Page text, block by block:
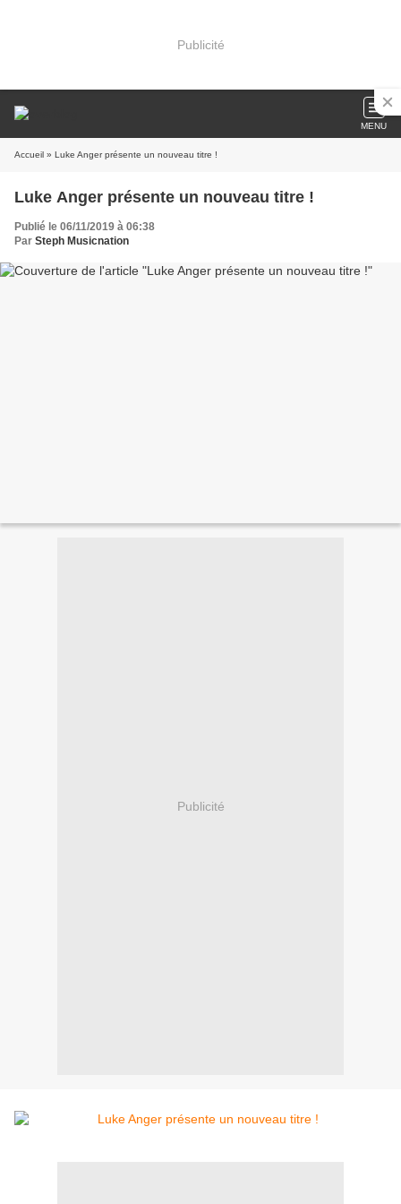
Publicité
MENU
Accueil » Luke Anger présente un nouveau titre !
Luke Anger présente un nouveau titre !
Publié le 06/11/2019 à 06:38
Par Steph Musicnation
Publicité